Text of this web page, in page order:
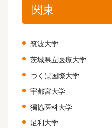
関東
筑波大学
茨城県立医療大学
つくば国際大学
宇都宮大学
獨協医科大学
足利大学